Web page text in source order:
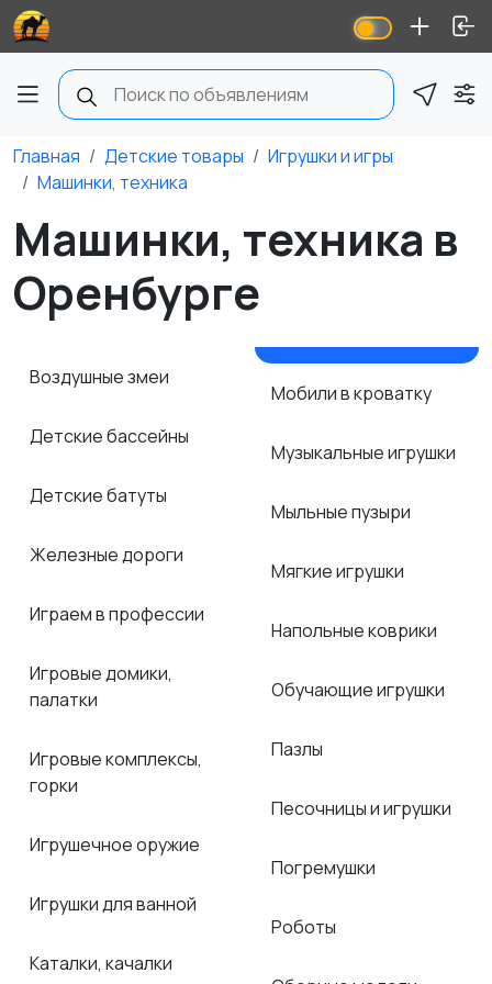
Главная Детские товары
Игрушки и игры
Машинки, техника
Машинки, техника в
Оренбурге
Воздушные змеи
Детские бассейны
Детские батуты
Железные дороги
Играем в профессии
Игровые домики,
палатки
Игровые комплексы,
горки
Игрушечное оружие
Игрушки для ванной
Каталки, качалки
Мобили в кроватку
Музыкальные игрушки
Мыльные пузыри
Мягкие игрушки
Напольные коврики
Обучающие игрушки
Пазлы
Песочницы и игрушки
Погремушки
Роботы